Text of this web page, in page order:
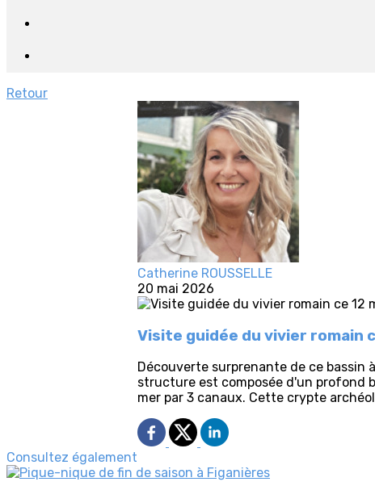
Retour
Catherine ROUSSELLE
20 mai 2026
Visite guidée du vivier romain
Découverte surprenante de ce
structure est composée d'un profond
mer par 3 canaux. Cette crypte
Consultez également